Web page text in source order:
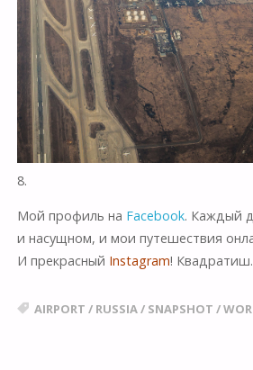
8.
Мой профиль на Facebook. Каждый
и насущном, и мои путешествия
И прекрасный Instagram!
AIRPORT / RUSSIA/ SNAPSHOT /